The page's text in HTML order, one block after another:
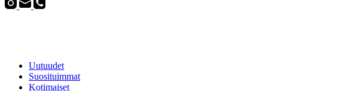
Uutuudet
Suosituimmat
Kotimaiset